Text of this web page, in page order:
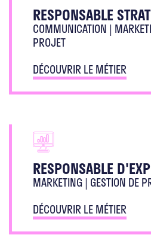
RESPONSABLE
COMMUNICATION |
PROJET
DÉCOUVRIR LE MÉTIER
RESPONSABLE
MARKETING | GESTION DE
DÉCOUVRIR LE MÉTIER